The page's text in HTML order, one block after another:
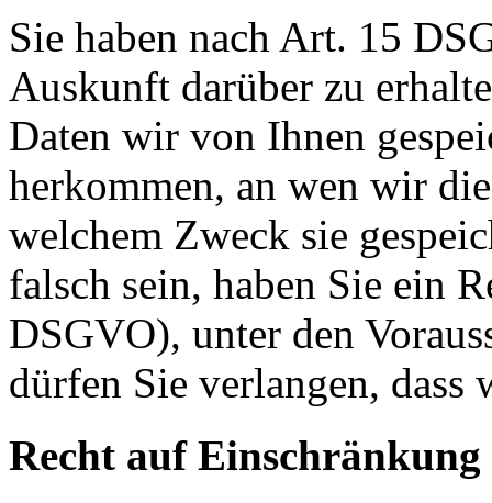
Sie haben nach Art. 15
Auskunft darüber zu
Daten wir von Ihnen
herkommen, an wen wir
welchem Zweck sie
falsch sein, haben Sie ein
DSGVO), unter den
dürfen Sie verlangen, dass
Recht auf